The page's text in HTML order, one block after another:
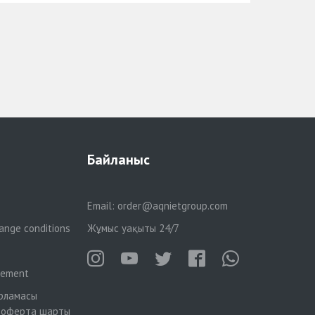
conditions
шарты
Байланыс
Email: order@aqnietgroup.com
Жұмыс уақыты 24/7